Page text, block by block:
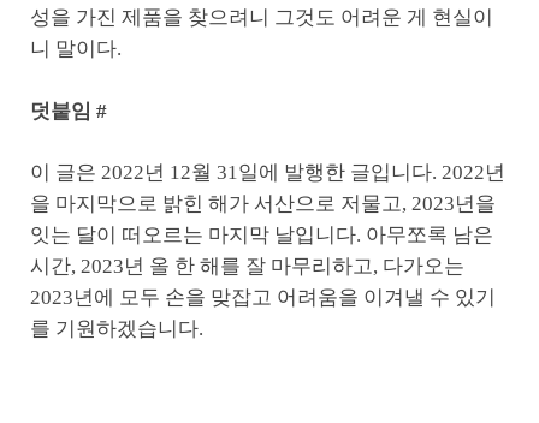
성을 가진 제품을 찾으려니 그것도 어려운 게 현실이
니 말이다.
덧붙임 #
이 글은 2022년 12월 31일에 발행한 글입니다. 2022년
을 마지막으로 밝힌 해가 서산으로 저물고, 2023년을
잇는 달이 떠오르는 마지막 날입니다. 아무쪼록 남은
시간, 2023년 올 한 해를 잘 마무리하고, 다가오는
2023년에 모두 손을 맞잡고 어려움을 이겨낼 수 있기
를 기원하겠습니다.